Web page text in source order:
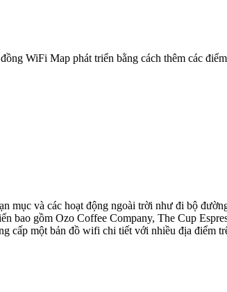
WiFi Map phát triển bằng cách thêm các
mục và các hoạt động ngoài trời như đi bộ
bao gồm Ozo Coffee Company, The Cup
cấp một bản đồ wifi chi tiết với nhiều địa điểm